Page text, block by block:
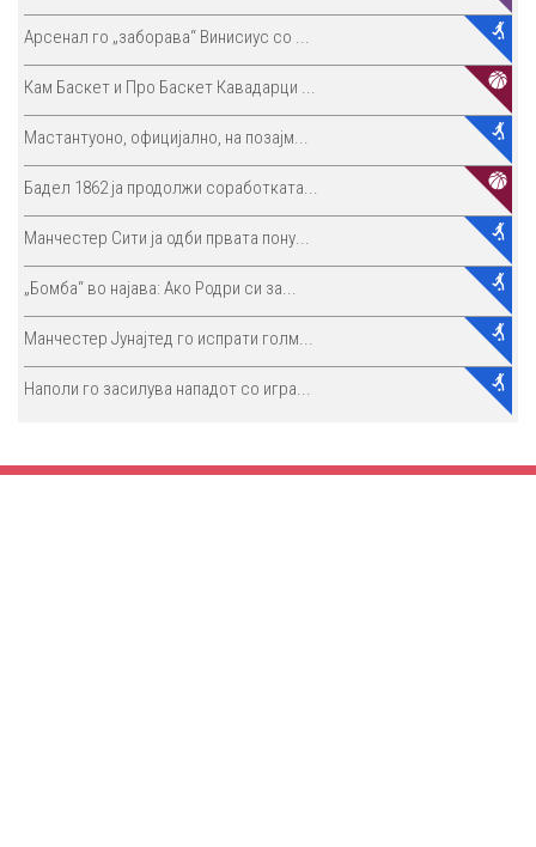
Арсенал го „заборава“ Винисиус со ...
Кам Баскет и Про Баскет Кавадарци ...
Мастантуоно, официјално, на позајм...
Бадел 1862 ја продолжи соработката...
Манчестер Сити ја одби првата пону...
„Бомба“ во најава: Ако Родри си за...
Манчестер Јунајтед го испрати голм...
Наполи го засилува нападот со игра...